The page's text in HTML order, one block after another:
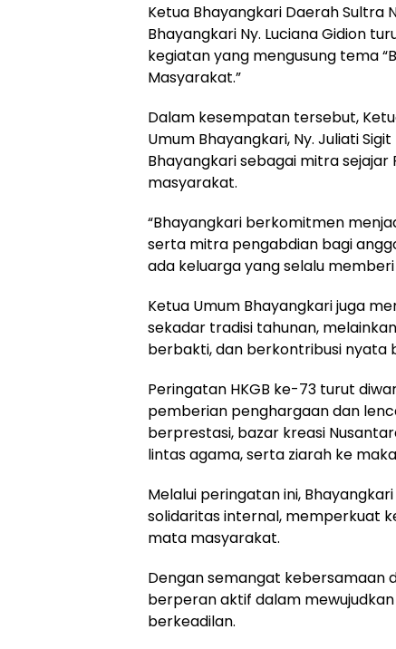
Ketua Bhayangkari Daerah Sultra
Bhayangkari Ny. Luciana Gidion
kegiatan yang mengusung tema
Masyarakat.”
Dalam kesempatan tersebut,
Umum Bhayangkari, Ny. Juliati
Bhayangkari sebagai mitra
masyarakat.
“Bhayangkari berkomitmen
serta mitra pengabdian bagi
ada keluarga yang selalu
Ketua Umum Bhayangkari juga
sekadar tradisi tahunan,
berbakti, dan berkontribusi nyata
Peringatan HKGB ke-73 turut
pemberian penghargaan dan
berprestasi, bazar kreasi
lintas agama, serta ziarah ke
Melalui peringatan ini,
solidaritas internal, memperkuat
mata masyarakat.
Dengan semangat kebersamaan
berperan aktif dalam
berkeadilan.